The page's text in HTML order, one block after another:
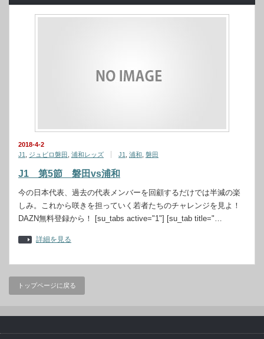
2018-4-2
J1
ジュビロ磐田 浦和レッズ J1 浦和 磐田
J1 第5節 磐田vs浦和
今の日本代表、過去の代表メンバーを回顧するだけでは半減の楽
しみ。これから咲きを担っていく若者たちのチャレンジを見よ！
DAZN無料登録から！ [su_tabs active="1"] [su_tab title="…
詳細を見る
トップページに戻る